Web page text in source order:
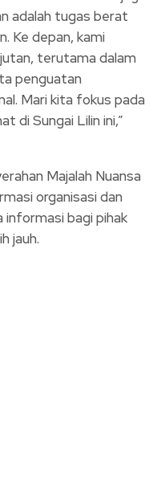
adalah tugas berat
Ke depan, kami
terutama dalam
penguatan
Mari kita fokus pada
di Sungai Lilin ini,”
Majalah Nuansa
organisasi dan
informasi bagi pihak
jauh.